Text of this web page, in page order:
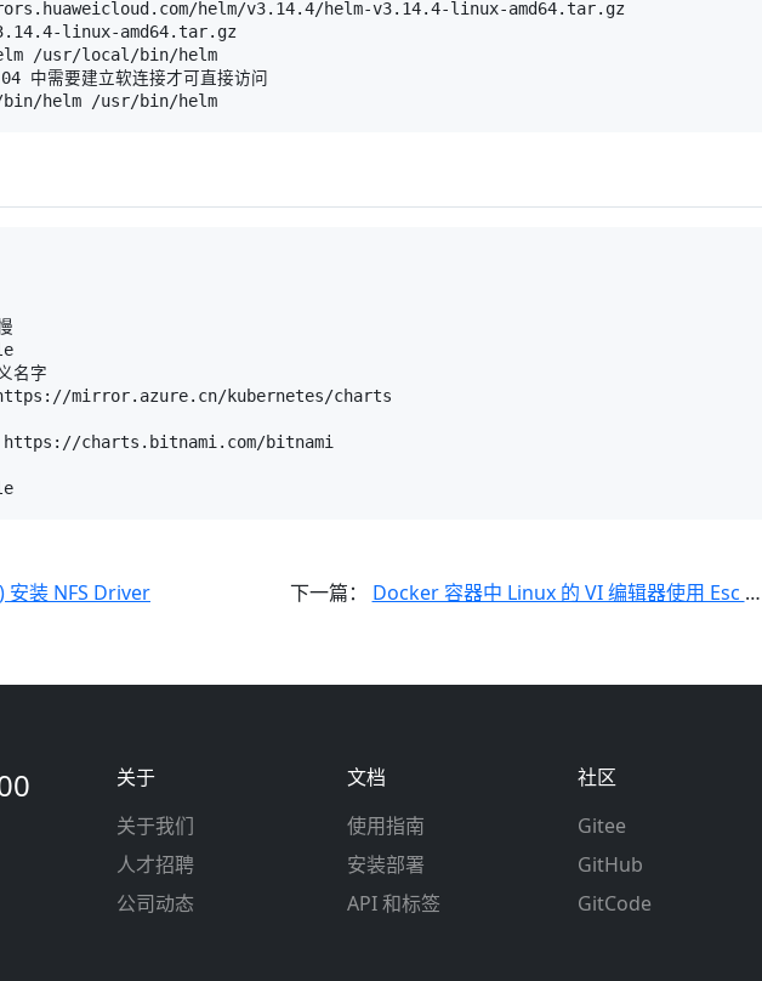
helm/v3.14.4/helm-v3.14.4-linux-amd64.tar.gz
linux-amd64.tar.gz
/usr/local/bin/helm
需要建立软连接才可直接访问
helm /usr/bin/helm
名字
mirror.azure.cn/kubernetes/charts
https://charts.bitnami.com/bitnami
安装 NFS Driver 下一篇： Docker 容器中 Linux 的 VI 编辑器使用 Esc 无效的处理办法
关于
关于我们
人才招聘
公司动态
文档
使用指南
安装部署
API 和标签
社区
Gitee
GitHub
GitCode